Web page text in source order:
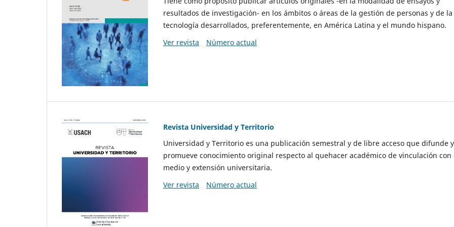
resultados de investigación- en los ámbitos o áreas de la gestión de personas y de la
tecnología desarrollados, preferentemente, en América Latina y el mundo hispano.
Ver revista
Número actual
Revista Universidad y Territorio
Universidad y Territorio es una publicación semestral y de libre acceso que difunde y
promueve conocimiento original respecto al quehacer académico de vinculación con
medio y extensión universitaria.
Ver revista
Número actual